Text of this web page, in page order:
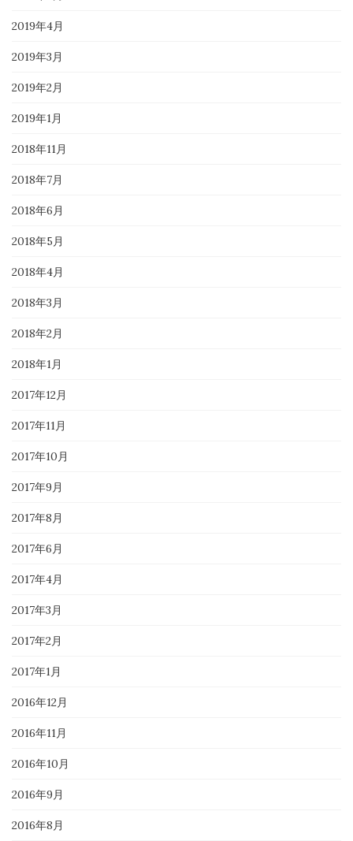
2019年4月
2019年3月
2019年2月
2019年1月
2018年11月
2018年7月
2018年6月
2018年5月
2018年4月
2018年3月
2018年2月
2018年1月
2017年12月
2017年11月
2017年10月
2017年9月
2017年8月
2017年6月
2017年4月
2017年3月
2017年2月
2017年1月
2016年12月
2016年11月
2016年10月
2016年9月
2016年8月